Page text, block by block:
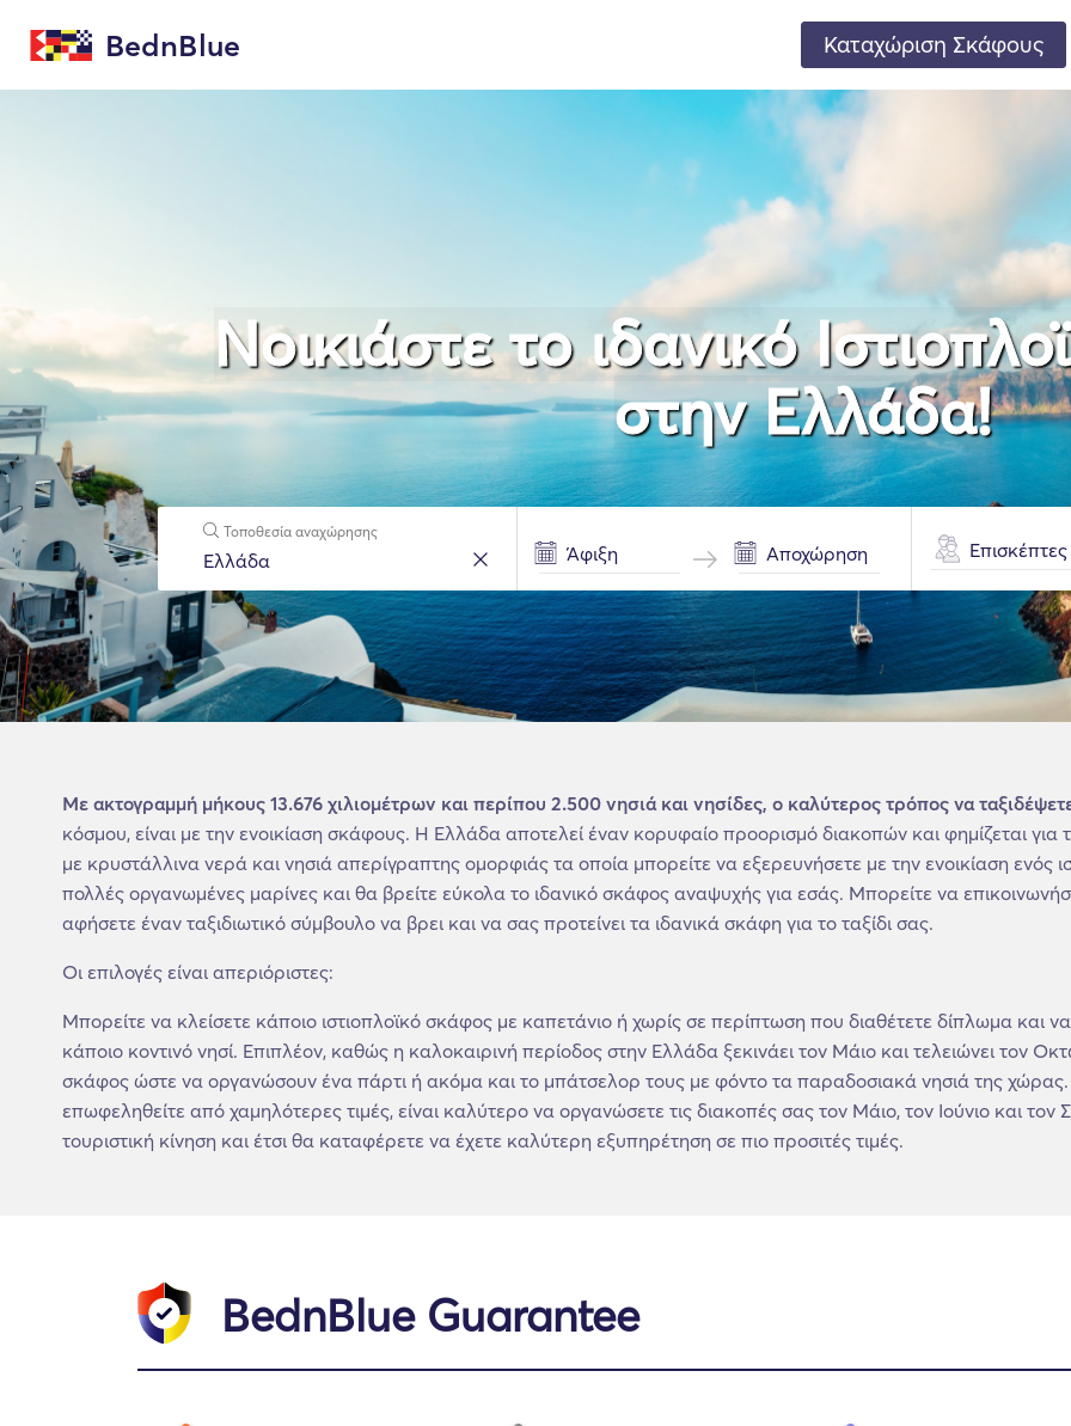
BednBlue Καταχώριση Σκάφους
Νοικιάστε το ιδανικό
στην Ελλάδα!
Τοποθεσία αναχώρησης
Επισκέπτες
Με ακτογραμμή μήκους 13.676 χιλιομέτρων και περίπου 2.500 νησιά και νησίδες, ο καλύτερος τρόπος να
κόσμου, είναι με την ενοικίαση σκάφους. Η Ελλάδα αποτελεί έναν κορυφαίο προορισμό διακοπών και φημίζεται για
με κρυστάλλινα νερά και νησιά απερίγραπτης ομορφιάς τα οποία μπορείτε να εξερευνήσετε με την ενοικίαση ενός
πολλές οργανωμένες μαρίνες και θα βρείτε εύκολα το ιδανικό σκάφος αναψυχής για εσάς. Μπορείτε να
αφήσετε έναν ταξιδιωτικό σύμβουλο να βρει και να σας προτείνει τα ιδανικά σκάφη για το ταξίδι σας.
Οι επιλογές είναι απεριόριστες:
Μπορείτε να κλείσετε κάποιο ιστιοπλοϊκό σκάφος με καπετάνιο ή χωρίς σε περίπτωση που διαθέτετε δίπλωμα και
κάποιο κοντινό νησί. Επιπλέον, καθώς η καλοκαιρινή περίοδος στην Ελλάδα ξεκινάει τον Μάιο και τελειώνει τον
σκάφος ώστε να οργανώσουν ένα πάρτι ή ακόμα και το μπάτσελορ τους με φόντο τα παραδοσιακά νησιά της
επωφεληθείτε από χαμηλότερες τιμές, είναι καλύτερο να οργανώσετε τις διακοπές σας τον Μάιο, τον Ιούνιο και τον
τουριστική κίνηση και έτσι θα καταφέρετε να έχετε καλύτερη εξυπηρέτηση σε πιο προσιτές τιμές.
BednBlue Guarantee